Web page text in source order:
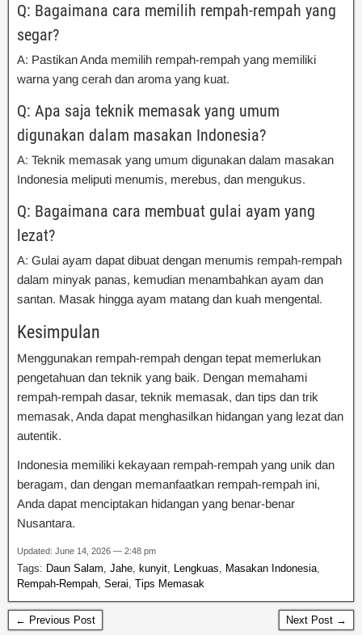
Q: Bagaimana cara memilih rempah-rempah yang
segar?
A: Pastikan Anda memilih rempah-rempah yang memiliki
warna yang cerah dan aroma yang kuat.
Q: Apa saja teknik memasak yang umum
digunakan dalam masakan Indonesia?
A: Teknik memasak yang umum digunakan dalam masakan
Indonesia meliputi menumis, merebus, dan mengukus.
Q: Bagaimana cara membuat gulai ayam yang
lezat?
A: Gulai ayam dapat dibuat dengan menumis rempah-rempah
dalam minyak panas, kemudian menambahkan ayam dan
santan. Masak hingga ayam matang dan kuah mengental.
Kesimpulan
Menggunakan rempah-rempah dengan tepat memerlukan
pengetahuan dan teknik yang baik. Dengan memahami
rempah-rempah dasar, teknik memasak, dan tips dan trik
memasak, Anda dapat menghasilkan hidangan yang lezat dan
autentik.
Indonesia memiliki kekayaan rempah-rempah yang unik dan
beragam, dan dengan memanfaatkan rempah-rempah ini,
Anda dapat menciptakan hidangan yang benar-benar
Nusantara.
Updated: June 14, 2026 — 2:48 pm
Tags: Daun Salam, Jahe, kunyit, Lengkuas, Masakan Indonesia,
Rempah-Rempah, Serai, Tips Memasak
← Previous Post Next Post →